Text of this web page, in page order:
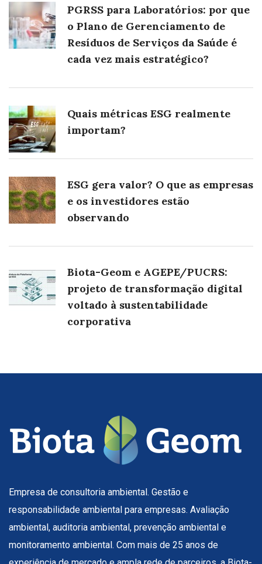
PGRSS para Laboratórios: por que
o Plano de Gerenciamento de
Resíduos de Serviços da Saúde é
cada vez mais estratégico?
Quais métricas ESG realmente
importam?
ESG gera valor? O que as empresas
e os investidores estão
observando
Biota-Geom e AGEPE/PUCRS:
projeto de transformação digital
voltado à sustentabilidade
corporativa
Empresa de consultoria ambiental. Gestão e
responsabilidade ambiental para empresas. Avaliação
ambiental, auditoria ambiental, prevenção ambiental e
monitoramento ambiental. Com mais de 25 anos de